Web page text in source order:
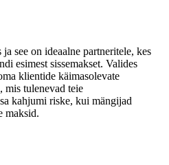
ja see on ideaalne partneritele, kes
esimest sissemakset. Valides
klientide käimasolevate
mis tulenevad teie
kahjumi riske, kui mängijad
maksid.